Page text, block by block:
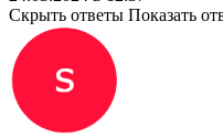
Скрыть ответы Показать